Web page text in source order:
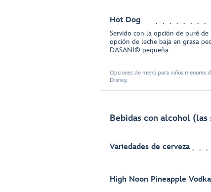
Hot Dog
Servido con la opción de puré de
opción de leche baja en grasa
DASANI® pequeña
Opciones de menú para niños menores
Disney.
Bebidas con alcohol
Variedades de cerveza
High Noon Pineapple